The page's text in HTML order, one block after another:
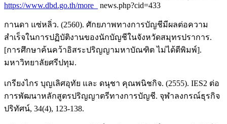
https://www.dbd.go.th/more_
news.php?cid=433
กานดา แซ่หลิ่ว. (2560). ศักยภาพทางการบัญชีมีผลต่อความ
สำเร็จในการปฏิบัติงานของนักบัญชีในจังหวัดสมุทรปราการ.
[การศึกษาค้นคว้าอิสระปริญญามหาบัณฑิต ไม่ได้ตีพิมพ์].
มหาวิทยาลัยศรีปทุม.
เกรียงไกร บุญเลิศอุทัย และ ดนุชา คุณพนิชกิจ. (2555). IES2 ต่อ
การพัฒนาหลักสูตรปริญญาตรีทางการบัญชี. จุฬาลงกรณ์ธุรกิจ
ปริทัศน์, 34(4), 123-138.